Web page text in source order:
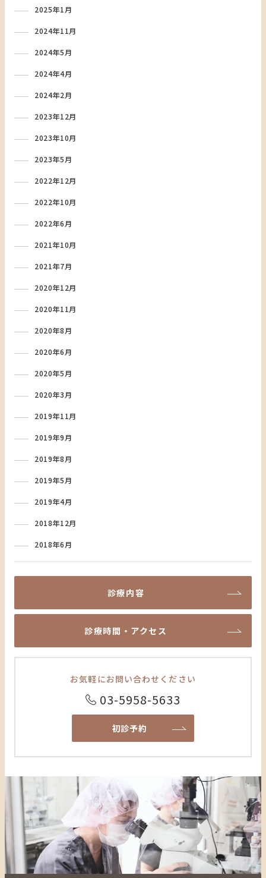
2025年1月
2024年11月
2024年5月
2024年4月
2024年2月
2023年12月
2023年10月
2023年5月
2022年12月
2022年10月
2022年6月
2021年10月
2021年7月
2020年12月
2020年11月
2020年8月
2020年6月
2020年5月
2020年3月
2019年11月
2019年9月
2019年8月
2019年5月
2019年4月
2018年12月
2018年6月
診療内容
診療時間・アクセス
お気軽にお問い合わせください
03-5958-5633
初診予約